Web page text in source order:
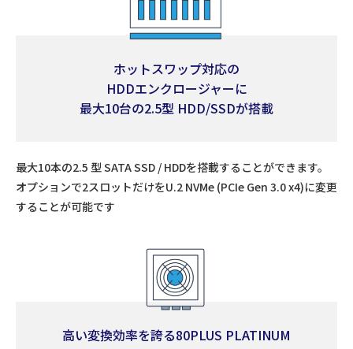
ホットスワップ対応の
HDDエンクロージャーに
最大10台の2.5型 HDD/SSDが搭載
最大10本の2.5 型 SATA SSD / HDDを搭載することができます。
オプションで2スロットだけをU.2 NVMe (PCIe Gen 3.0 x4)に変更
することが可能です
高い変換効率を誇る80PLUS PLATINUM